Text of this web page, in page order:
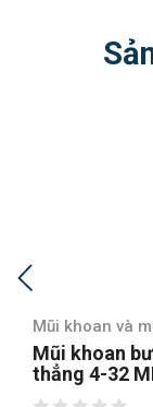
Mũi khoan và
Mũi khoan
thẳng 5-35
tròn